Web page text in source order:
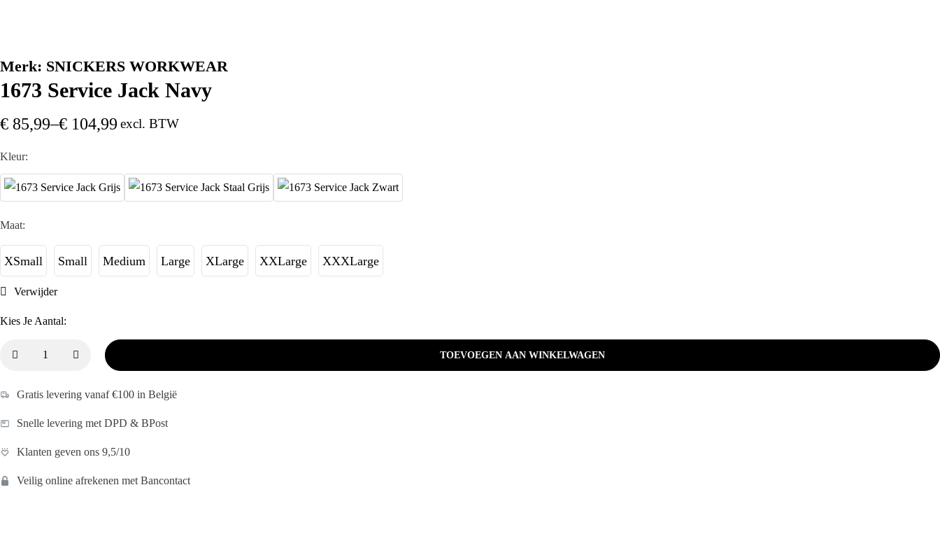
Merk: SNICKERS WORKWEAR
1673 Service Jack Navy
€ 85,99–€ 104,99 excl. BTW
Kleur:
Maat:
XSmall Small Medium Large XLarge XXLarge XXXLarge
Verwijder
Kies Je Aantal:
TOEVOEGEN AAN WINKELWAGEN
Gratis levering vanaf €100 in België
Snelle levering met DPD & BPost
Klanten geven ons 9,5/10
Veilig online afrekenen met Bancontact